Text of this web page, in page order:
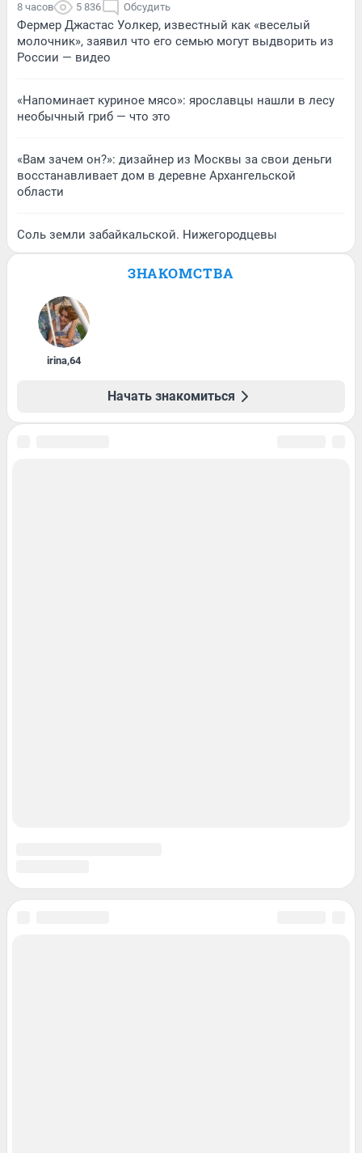
8 часов 5 836 Обсудить
Фермер Джастас Уолкер, известный как «веселый
молочник», заявил что его семью могут выдворить из
России — видео
«Напоминает куриное мясо»: ярославцы нашли в лесу
необычный гриб — что это
«Вам зачем он?»: дизайнер из Москвы за свои деньги
восстанавливает дом в деревне Архангельской
области
Соль земли забайкальской. Нижегородцевы
ЗНАКОМСТВА
irina,64
Начать знакомиться